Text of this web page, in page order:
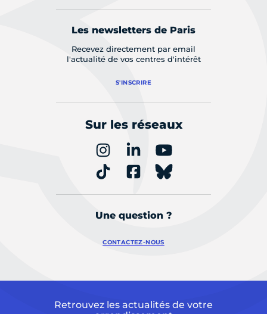
Les newsletters de Paris
Recevez directement par email
l'actualité de vos centres d'intérêt
S'INSCRIRE
Sur les réseaux
Une question ?
CONTACTEZ-NOUS
Retrouvez les actualités de votre